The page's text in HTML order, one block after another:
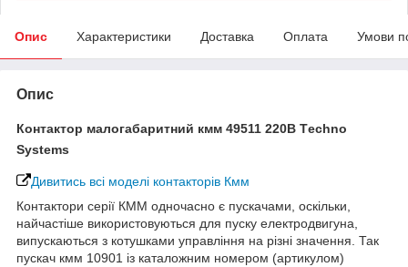
Опис Характеристики Доставка Оплата Умови
Опис
Контактор малогабаритний кмм 49511 220В Тechno
Systems
Дивитись всі моделі контакторів Кмм
Контактори серії КММ одночасно є пускачами, оскільки,
найчастіше використовуються для пуску електродвигуна,
випускаються з котушками управління на різні значення. Так
пускач кмм 10901 із каталожним номером (артикулом)